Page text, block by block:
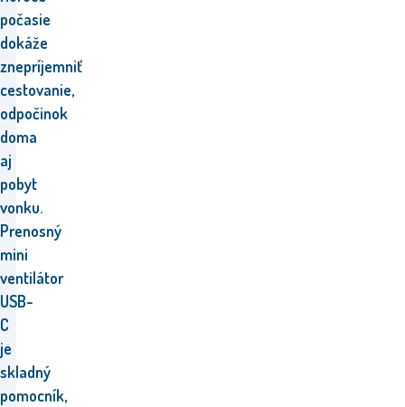
počasie
dokáže
znepríjemniť
cestovanie,
odpočinok
doma
aj
pobyt
vonku.
Prenosný
mini
ventilátor
USB-
C
je
skladný
pomocník,